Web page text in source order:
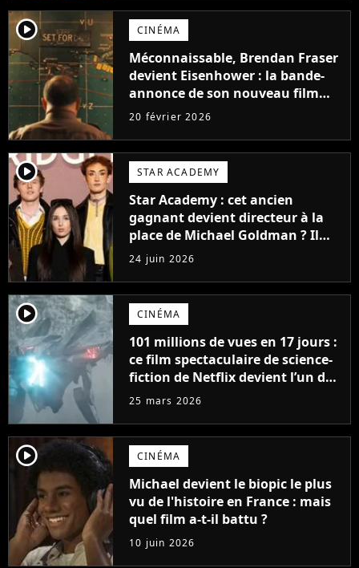
player2 CINÉMA
Méconnaissable, Brendan Fraser
devient Eisenhower : la bande-
annonce de son nouveau film
impressionne
20 février 2026
player2 STAR ACADEMY
Star Academy : cet ancien
gagnant devient directeur à la
place de Michael Goldman ? Il
donne enfin sa réponse
24 juin 2026
player2 CINÉMA
101 millions de vues en 17 jours :
ce film spectaculaire de science-
fiction de Netflix devient l’un des
plus gros succès de la plateforme
25 mars 2026
player2 CINÉMA
Michael devient le biopic le plus
vu de l'histoire en France : mais
quel film a-t-il battu ?
10 juin 2026